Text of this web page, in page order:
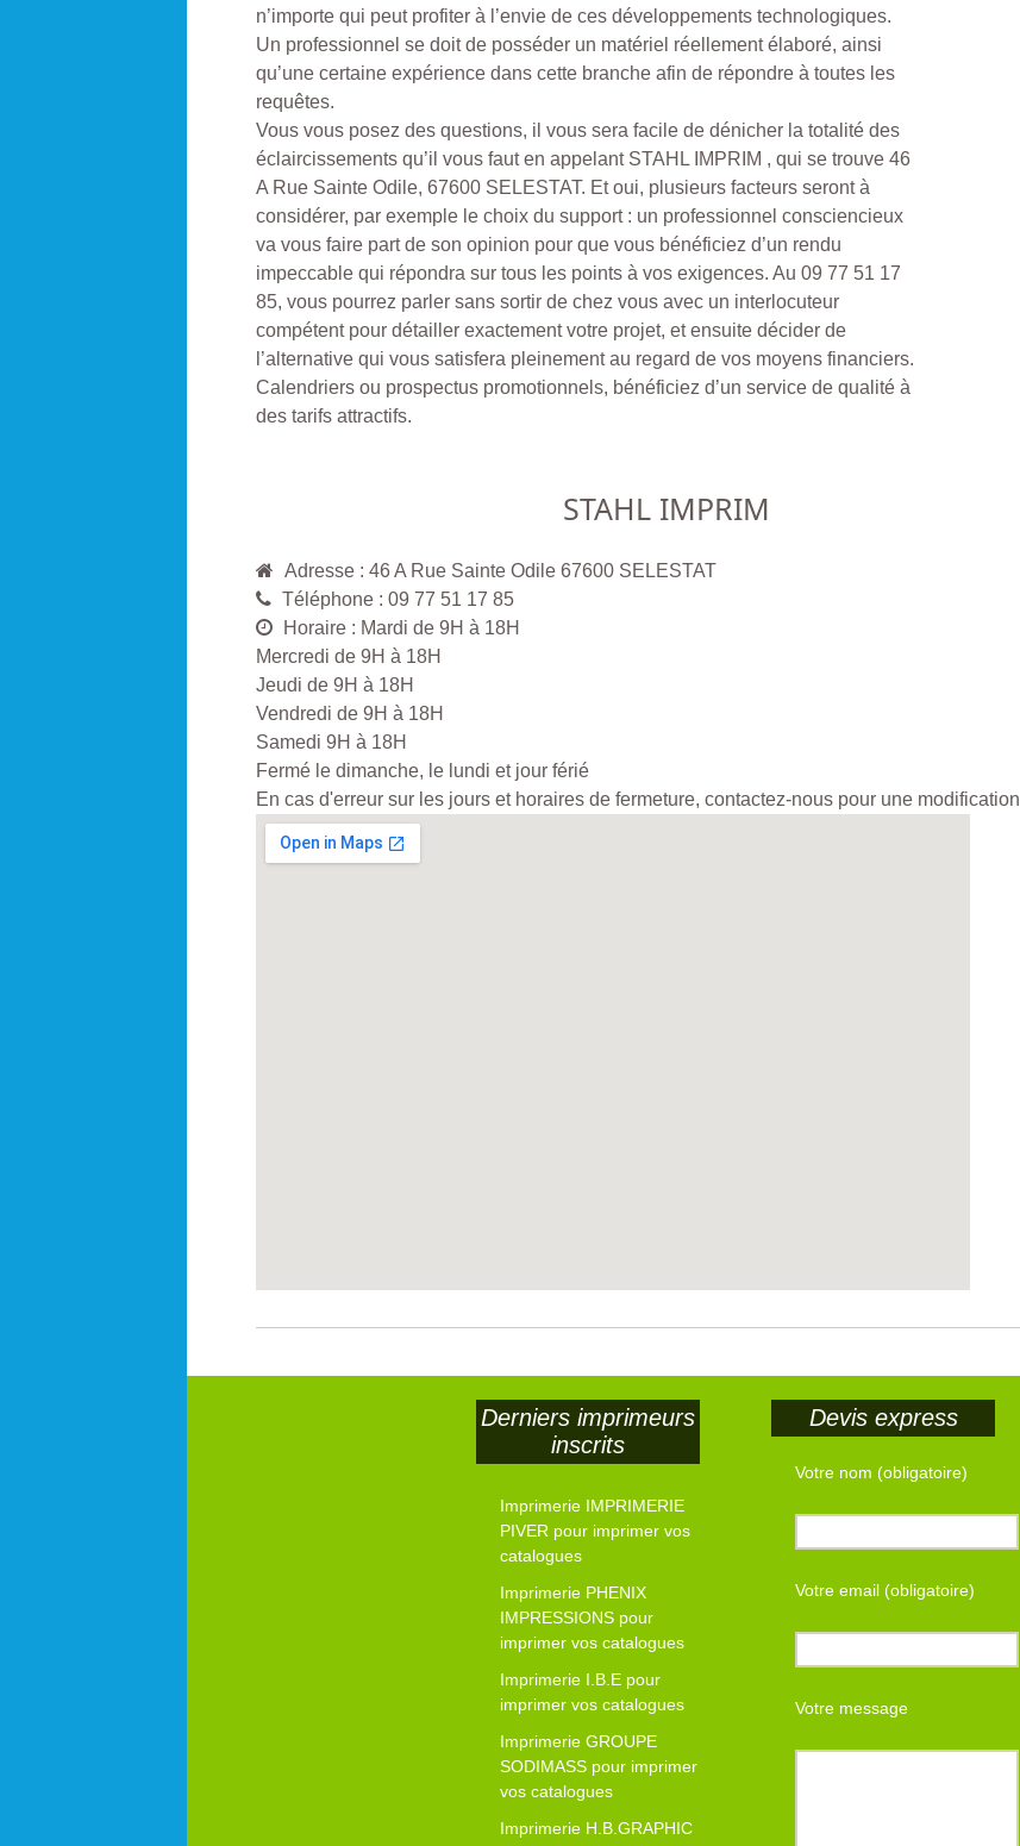
n’importe qui peut profiter à l’envie de ces développements technologiques.
Un professionnel se doit de posséder un matériel réellement élaboré, ainsi
qu’une certaine expérience dans cette branche afin de répondre à toutes les
requêtes.
Vous vous posez des questions, il vous sera facile de dénicher la totalité des
éclaircissements qu’il vous faut en appelant STAHL IMPRIM , qui se trouve 46
A Rue Sainte Odile, 67600 SELESTAT. Et oui, plusieurs facteurs seront à
considérer, par exemple le choix du support : un professionnel consciencieux
va vous faire part de son opinion pour que vous bénéficiez d’un rendu
impeccable qui répondra sur tous les points à vos exigences. Au 09 77 51 17
85, vous pourrez parler sans sortir de chez vous avec un interlocuteur
compétent pour détailler exactement votre projet, et ensuite décider de
l’alternative qui vous satisfera pleinement au regard de vos moyens financiers.
Calendriers ou prospectus promotionnels, bénéficiez d’un service de qualité à
des tarifs attractifs.
STAHL IMPRIM
Adresse : 46 A Rue Sainte Odile 67600 SELESTAT
Téléphone : 09 77 51 17 85
Horaire : Mardi de 9H à 18H
Mercredi de 9H à 18H
Jeudi de 9H à 18H
Vendredi de 9H à 18H
Samedi 9H à 18H
Fermé le dimanche, le lundi et jour férié
En cas d'erreur sur les jours et horaires de fermeture, contactez-nous pour une modification
Derniers imprimeurs
inscrits
Imprimerie IMPRIMERIE
PIVER pour imprimer vos
catalogues
Imprimerie PHENIX
IMPRESSIONS pour
imprimer vos catalogues
Imprimerie I.B.E pour
imprimer vos catalogues
Imprimerie GROUPE
SODIMASS pour imprimer
vos catalogues
Imprimerie H.B.GRAPHIC
Devis express
Votre nom (obligatoire)
Votre email (obligatoire)
Votre message